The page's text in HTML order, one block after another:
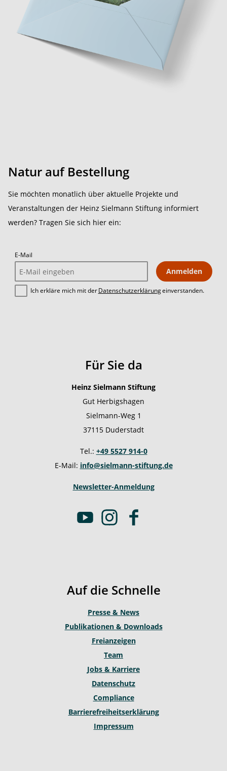
Natur auf Bestellung
Sie möchten monatlich über aktuelle Projekte und
Veranstaltungen der Heinz Sielmann Stiftung informiert
werden? Tragen Sie sich hier ein:
E-Mail
Anmelden
Ich erkläre mich mit derDatenschutzerklärungeinverstanden.
Für Sie da
Heinz Sielmann Stiftung
Gut Herbigshagen
Sielmann-Weg 1
37115 Duderstadt
Tel.: +49 5527 914-0
E-Mail: info@sielmann-stiftung.de
Newsletter-Anmeldung
Y
e
I
n
r
a
m
F
o
o
k
Auf die Schnelle
Presse & News
Publikationen & Downloads
Freianzeigen
Team
Jobs & Karriere
Datenschutz
Compliance
Barrierefreiheitserklärung
Impressum